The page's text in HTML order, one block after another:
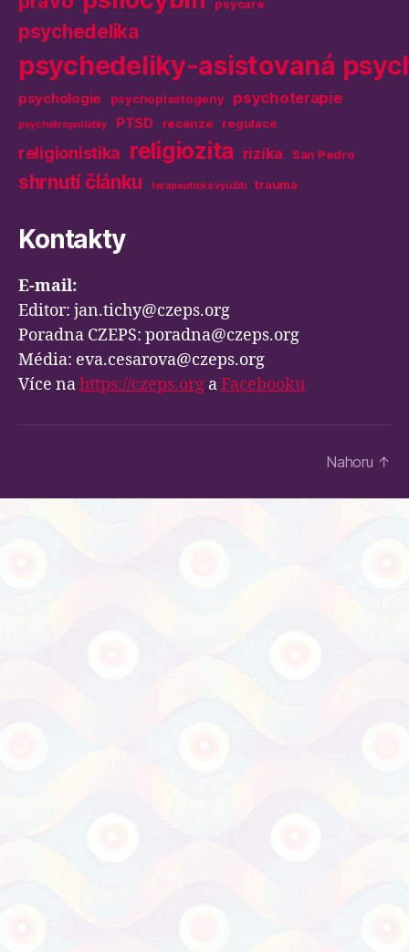
psycare
psychedelika
psychedeliky-asistovaná
psychologie psychoplastogeny psychoterapie
psychotropní látky PTSD recenze regulace
religionistika religiozita rizika San Pedro
shrnutí článku terapeutické využití trauma
Kontakty
E-mail:
Editor: jan.tichy@czeps.org
Poradna CZEPS: poradna@czeps.org
Média: eva.cesarova@czeps.org
Více nahttps://czeps.org aFacebooku
Nahoru ↑